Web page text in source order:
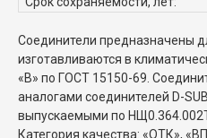
Соединители предназначены
изготавливаются в
«В» по ГОСТ 15150-69.
аналогами соединителей D-
выпускаемыми по
Категория качества: «ОТК»,